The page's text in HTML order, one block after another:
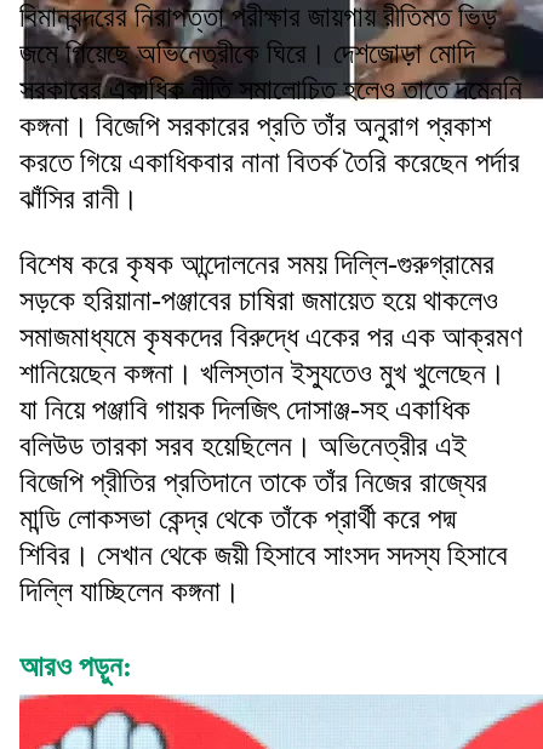
বিমানবন্দরের নিরাপত্তা পরীক্ষার জায়গায় রীতিমত ভিড়
জমে গিয়েছে অভিনেত্রীকে ঘিরে। দেশজোড়া মোদি
সরকারের একাধিক নীতি সমালোচিত হলেও তাতে দমেননি
কঙ্গনা। বিজেপি সরকারের প্রতি তাঁর অনুরাগ প্রকাশ
করতে গিয়ে একাধিকবার নানা বিতর্ক তৈরি করেছেন পর্দার
ঝাঁসির রানী।
বিশেষ করে কৃষক আন্দোলনের সময় দিল্লি-গুরুগ্রামের
সড়কে হরিয়ানা-পঞ্জাবের চাষিরা জমায়েত হয়ে থাকলেও
সমাজমাধ্যমে কৃষকদের বিরুদ্ধে একের পর এক আক্রমণ
শানিয়েছেন কঙ্গনা। খলিস্তান ইস্যুতেও মুখ খুলেছেন।
যা নিয়ে পঞ্জাবি গায়ক দিলজিৎ দোসাঞ্জ-সহ একাধিক
বলিউড তারকা সরব হয়েছিলেন। অভিনেত্রীর এই
বিজেপি প্রীতির প্রতিদানে তাকে তাঁর নিজের রাজ্যের
মান্ডি লোকসভা কেন্দ্র থেকে তাঁকে প্রার্থী করে পদ্ম
শিবির। সেখান থেকে জয়ী হিসাবে সাংসদ সদস্য হিসাবে
দিল্লি যাচ্ছিলেন কঙ্গনা।
আরও পড়ুন: